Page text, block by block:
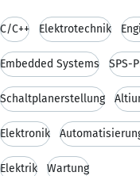
C/C++ Elektrotechnik
Embedded Systems SPS-
Schaltplanerstellung
Elektronik
Elektrik Wartung